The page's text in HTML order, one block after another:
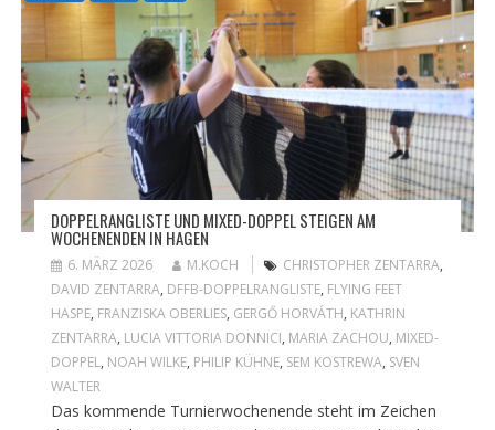
DOPPELRANGLISTE UND MIXED-DOPPEL STEIGEN AM
WOCHENENDEN IN HAGEN
6. MÄRZ 2026 M.KOCH CHRISTOPHER ZENTARRA,
DAVID ZENTARRA, DFFB-DOPPELRANGLISTE, FLYING FEET
HASPE, FRANZISKA OBERLIES, GERGŐ HORVÁTH, KATHRIN
ZENTARRA, LUCIA VITTORIA DONNICI, MARIA ZACHOU, MIXED-
DOPPEL, NOAH WILKE, PHILIP KÜHNE, SEM KOSTREWA, SVEN
WALTER
Das kommende Turnierwochenende steht im Zeichen